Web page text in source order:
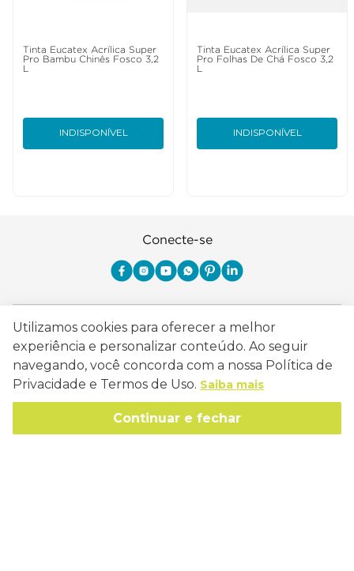
Tinta Eucatex Acrílica Super
Pro Bambu Chinês Fosco 3,2
INDISPONÍVEL
Tinta Eucatex Acrílica Super
Pro Folhas De Chá Fosco 3,2
INDISPONÍVEL
Conecte-se
Como Trabalhamos
Política de Entrega
Política de Privacidade
Trocas e Devoluções
Retire em Loja
Sobre a Eucatex
História
Canal de Ética
Sustentabilidade
Missão, Visão e Valores
Utilizamos cookies para oferecer a melhor
experiência e personalizar conteúdo. Ao seguir
navegando, você concorda com a nossa Política de
Privacidade e Termos de Uso. Saiba mais
Continuar e fechar